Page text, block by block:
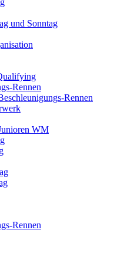
und Sonntag
Rennen
Rennen
WM
Rennen